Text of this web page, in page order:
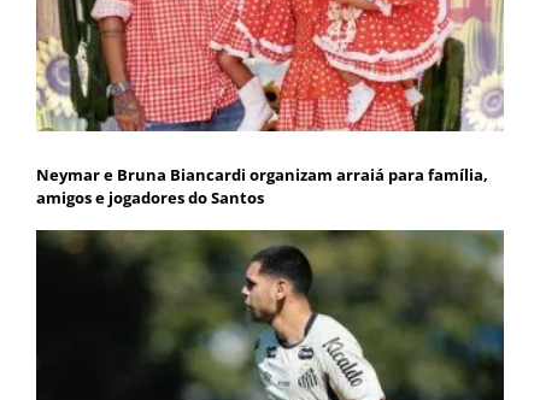
Neymar e Bruna Biancardi organizam arraiá para família,
amigos e jogadores do Santos